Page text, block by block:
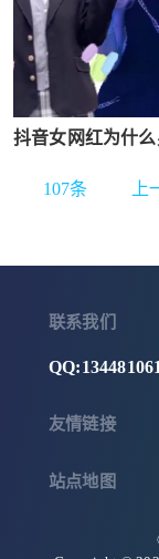
抖音女网红为什
107条 上
友情链接
站点地图
联系我们